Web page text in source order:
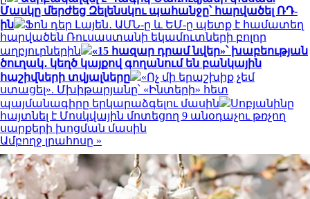
Մասկը մերժեց Զելենսկու պահանջը՝ հարվածել ՌԴ-
ին
Ֆոն դեր Լայեն․ ԱՄՆ-ը և ԵՄ-ը պետք է համատեղ
հարվածեն Ռուսաստանի եկամուտների բոլոր
աղբյուրներին
«15 հազար դրամ նվեր»՝ խաբեության
ծուղակ․ կեղծ կայքով գողանում են բանկային
հաշիվների տվյալները
«Ոչ մի երաշխիք չեմ
ստացել». Մխիթարյանը՝ «Ինտերի» հետ
պայմանագիրը երկարաձգելու մասին
Սոբյանինը
հայտնել է Մոսկվային մոտեցող 9 անօդաչու թռչող
սարքերի խոցման մասին
Ամբողջ լրահոսը »